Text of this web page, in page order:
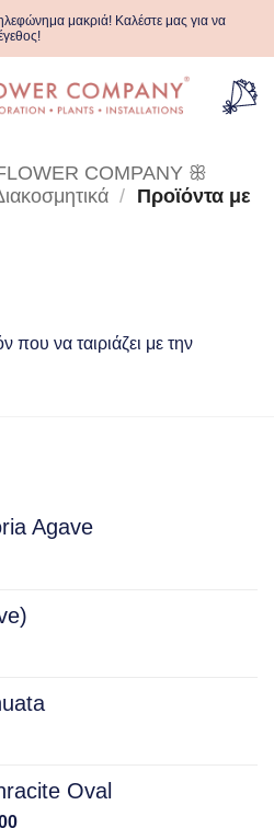
μακριά! Καλέστε μας για να
COMPANY ꕥ
/ Προϊόντα με
που να ταιριάζει με την
Agave
Oval
Price